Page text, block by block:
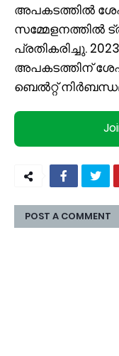
അപകടത്തിൽ
സമ്മേളനത്തിൽ
പ്രതികരിച്ചു.
അപകടത്തിന്
ബെൽറ്റ്
POST A COMMENT